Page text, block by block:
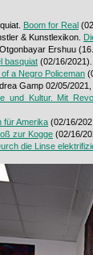
Boom for Real
& Kunstlexikon.
Otgonbayar Ershuu
basquiat (02/16/2021).
a Negro Policeman
Gamp 02/05/
und Kultur. Mit
für Amerika (02/16/
zur Kogge (02/16/
die Linse